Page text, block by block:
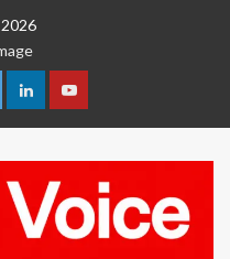
LinkedinYoutube